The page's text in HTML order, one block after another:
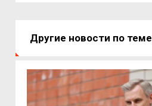
Другие новости по теме